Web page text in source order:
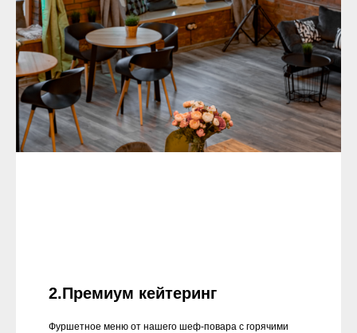
2.Премиум кейтеринг
Фуршетное меню от нашего шеф-повара с горячими